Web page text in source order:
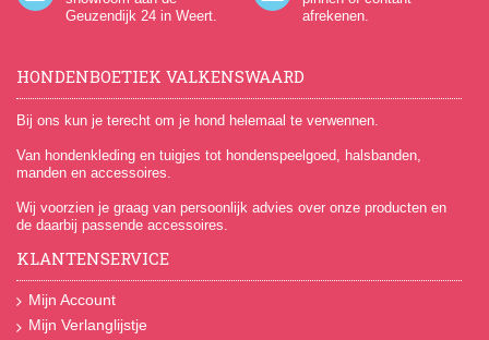
Geuzendijk 24 in Weert.
afrekenen.
HONDENBOETIEK VALKENSWAARD
Bij ons kun je terecht om je hond helemaal te verwennen.
Van hondenkleding en tuigjes tot hondenspeelgoed, halsbanden,
manden en accessoires.
Wij voorzien je graag van persoonlijk advies over onze producten en
de daarbij passende accessoires.
KLANTENSERVICE
Mijn Account
Mijn Verlanglijstje